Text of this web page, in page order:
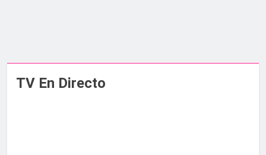
TV En Directo